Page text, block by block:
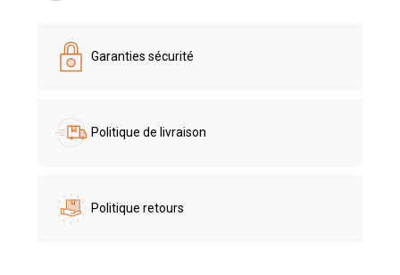
Garanties sécurité
Politique de livraison
Politique retours